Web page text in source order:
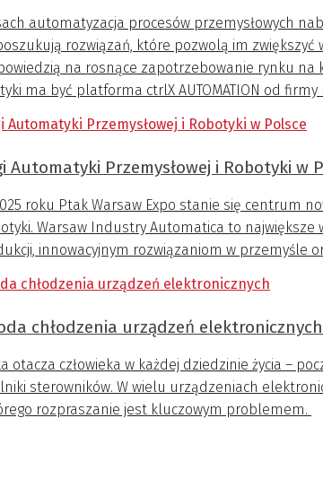
automatyzacja procesów przemysłowych
rozwiązań, które pozwolą im zwiększyć
na rosnące zapotrzebowanie rynku na
ma być platforma ctrlX AUTOMATION od firmy
Automatyki Przemysłowej i Robotyki w
roku Ptak Warsaw Expo stanie się centrum
Warsaw Industry Automatica to największe
innowacyjnym rozwiązaniom w przemyśle
chłodzenia urządzeń elektronicznych
otacza człowieka w każdej dziedzinie życia –
sterowników. W wielu urządzeniach
rozpraszanie jest kluczowym problemem.